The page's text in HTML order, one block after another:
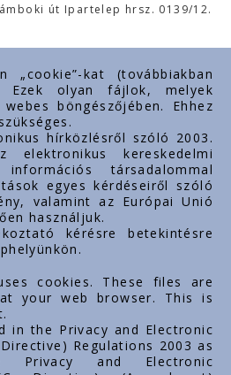
út Ipartelep hrsz. 0139/12.
„cookie”-kat (továbbiakban
Ezek olyan fájlok, melyek
böngészőjében. Ehhez
hírközlésről szóló 2003.
kereskedelmi
társadalommal
egyes kérdéseiről szóló
valamint az Európai Unió
használjuk.
kérésre betekintésre
cookies. These files are
your web browser. This is
in the Privacy and Electronic
Regulations 2003 as
Privacy and Electronic